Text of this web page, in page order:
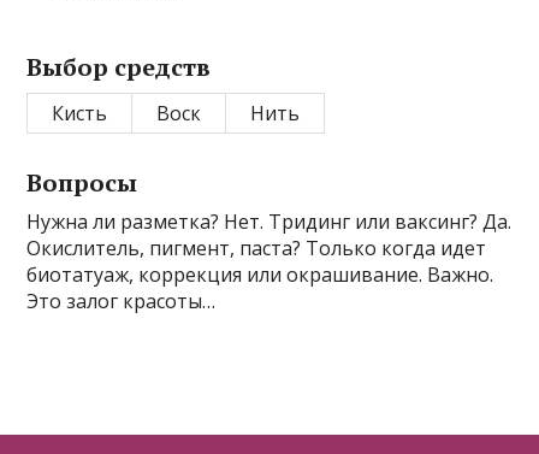
Выбор средств
Кисть Воск Нить
Вопросы
Нужна ли разметка? Нет. Тридинг или ваксинг? Да.
Окислитель, пигмент, паста? Только когда идет
биотатуаж, коррекция или окрашивание. Важно.
Это залог красоты…